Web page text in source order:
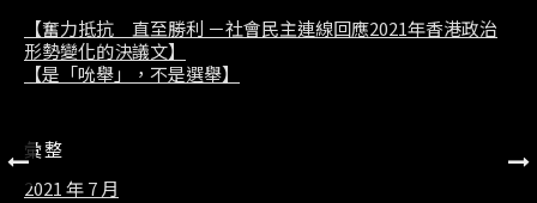
【奮力抵抗 直至勝利 －社會民主連線回應2021年香港政治
形勢變化的決議文】
【是「吮舉」，不是選舉】
彙整
2021 年 7 月